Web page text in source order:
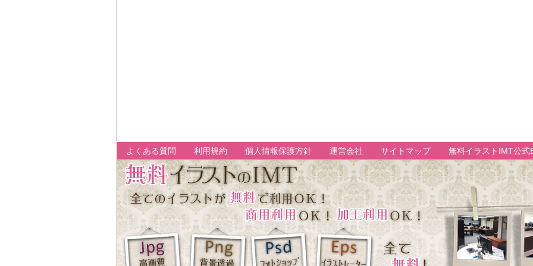
よくある質問 利用規約 個人情報保護方針 運営会社 サイトマップ 無料イラストIMT公式